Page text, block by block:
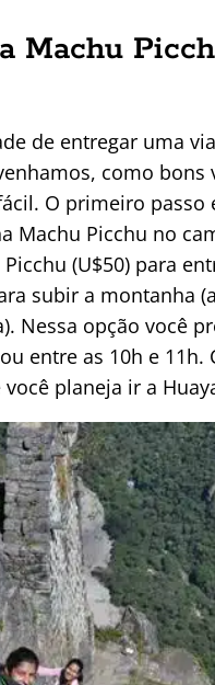
Machu
de entregar uma
como bons
O primeiro
Machu Picchu no
(U$50) para
subir a montanha
Nessa opção você
entre as 10h e
planeja ir a